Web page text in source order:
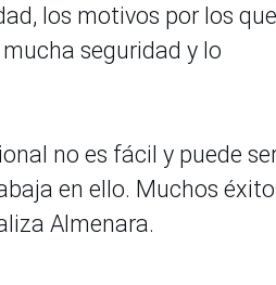
los motivos por los que
seguridad y lo
no es fácil y puede
en ello. Muchos
Almenara.